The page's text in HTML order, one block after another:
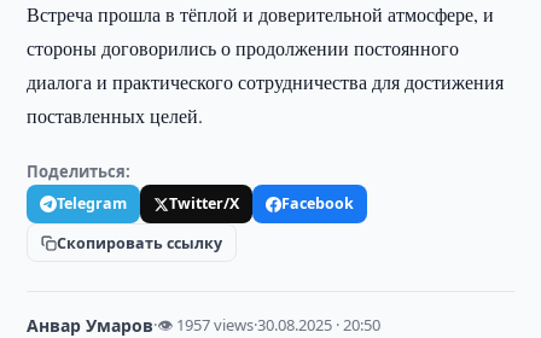
Встреча прошла в тёплой и доверительной атмосфере, и
стороны договорились о продолжении постоянного
диалога и практического сотрудничества для достижения
поставленных целей.
Поделиться:
Telegram Twitter/X
Facebook
Скопировать ссылку
Анвар Умаров·👁 1957 views·30.08.2025 · 20:50